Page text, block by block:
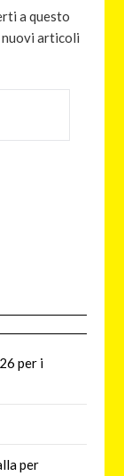
a questo
nuovi articoli
per i
per